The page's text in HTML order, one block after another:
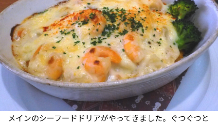
メインのシーフードドリアがやってきました。ぐつぐつと